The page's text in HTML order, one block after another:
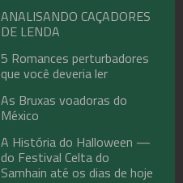
ANALISANDO CAÇADORES
DE LENDA
5 Romances perturbadores
que você deveria ler
As Bruxas voadoras do
México
A História do Halloween —
do Festival Celta do
Samhain até os dias de hoje